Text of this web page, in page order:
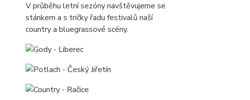
V průběhu letní sezóny navštěvujeme se
stánkem a s tričky řadu festivalů naší
country a bluegrassové scény.